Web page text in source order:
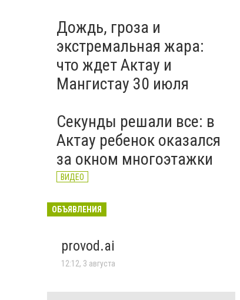
Дождь, гроза и
экстремальная жара:
что ждет Актау и
Мангистау 30 июля
Секунды решали все: в
Актау ребенок оказался
за окном многоэтажки
ВИДЕО
ОБЪЯВЛЕНИЯ
provod.ai
12:12, 3 августа